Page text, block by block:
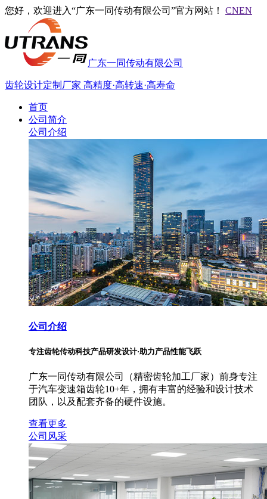
您好，欢迎进入“广东一同传动有限公司”官方网站！ CNEN
广东一同传动有限公司
齿轮设计定制厂家 高精度·高转速·高寿命
首页
公司简介
公司介绍
公司介绍
专注齿轮传动科技产品研发设计·助力产品性能飞跃
广东一同传动有限公司（精密齿轮加工厂家）前身专注
于汽车变速箱齿轮10+年，拥有丰富的经验和设计技术
团队，以及配套齐备的硬件设施。
查看更多
公司风采